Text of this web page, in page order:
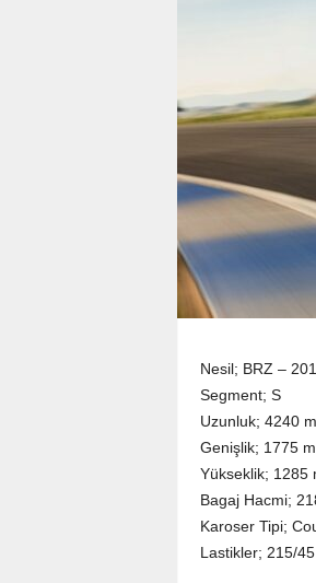
Nesil; BRZ –
Segment; S
Uzunluk; 4240
Genişlik; 1775
Yükseklik; 1285
Bagaj Hacmi;
Karoser Tipi;
Lastikler; 215/